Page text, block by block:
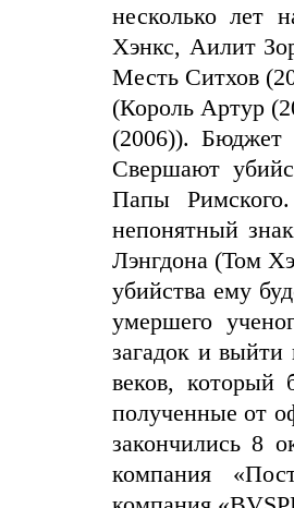
несколько лет
Хэнкс, Аилит
Месть Ситхов
(Король Артур
(2006)). Бюджет
Свершают
Папы
непонятный
Лэнгдона (Том
убийства ему
умершего
загадок и
веков, который
полученные от
закончились 8
компания